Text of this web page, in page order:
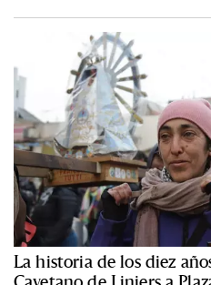
La historia de los diez